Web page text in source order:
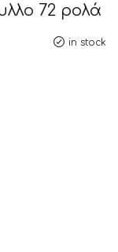
72 ρολά
in stock